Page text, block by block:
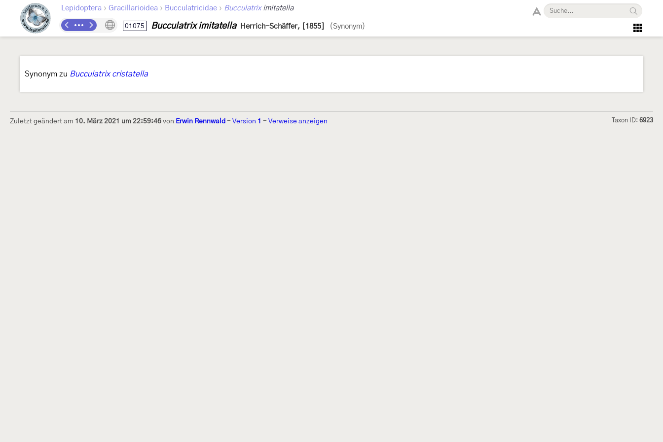
Lepidoptera › Gracillarioidea › Bucculatricidae › Bucculatriximitatella
01075 Bucculatrix imitatella Herrich-Schäffer, [1855] (Synonym)
Synonym zu Bucculatrix cristatella
Zuletzt geändert am 10. März 2021 um 22:59:46 von Erwin Rennwald - Version 1 - Verweise anzeigen Taxon ID: 6923